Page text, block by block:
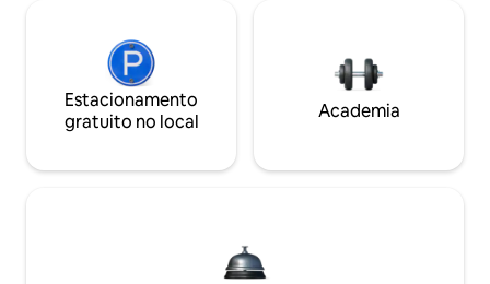
Estacionamento
gratuito no local
Academia